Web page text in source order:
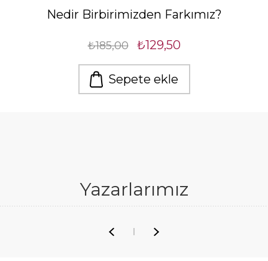
Nedir Birbirimizden Farkımız?
₺185,00 ₺129,50
Sepete ekle
Yazarlarımız